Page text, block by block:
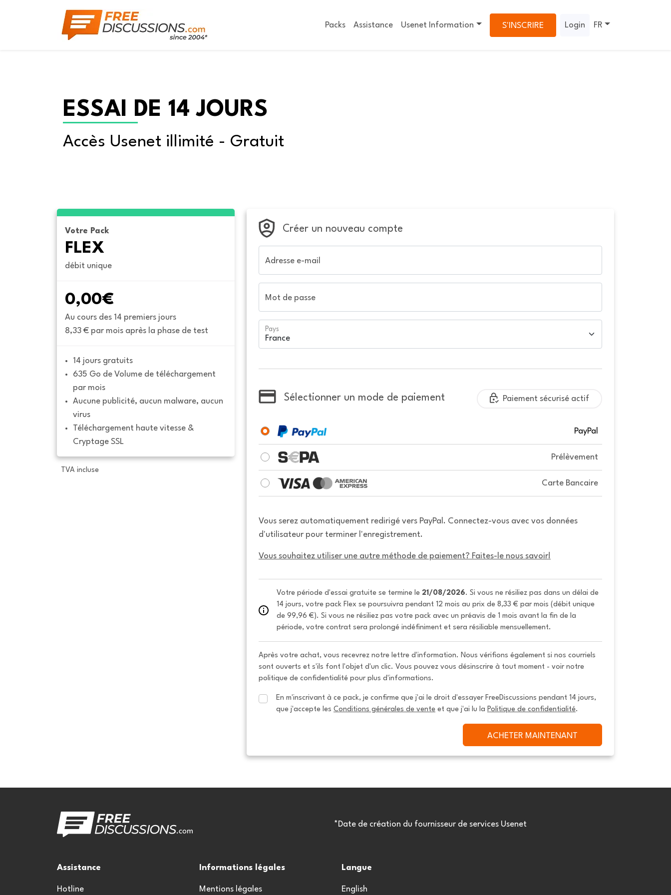
Packs Assistance Usenet Information S'INSCRIRE Login FR
ESSAI DE 14 JOURS
Accès Usenet illimité - Gratuit
Votre Pack
FLEX
débit unique
0,00€
Au cours des 14 premiers jours
8,33 € par mois après la phase de test
14 jours gratuits
635 Go de Volume de téléchargement
par mois
Aucune publicité, aucun malware, aucun
virus
Téléchargement haute vitesse &
Cryptage SSL
TVA incluse
Créer un nouveau compte
Adresse e-mail
Mot de passe
Pays
Sélectionner un mode de paiement Paiement sécurisé actif
PayPal
Prélèvement
Carte Bancaire
Vous serez automatiquement redirigé vers PayPal. Connectez-vous avec vos données
d'utilisateur pour terminer l'enregistrement.
Vous souhaitez utiliser une autre méthode de paiement? Faites-le nous savoir!
Votre période d'essai gratuite se termine le 21/08/2026. Si vous ne résiliez pas dans un délai de
14 jours, votre pack Flex se poursuivra pendant 12 mois au prix de 8,33 € par mois (débit unique
de 99,96 €). Si vous ne résiliez pas votre pack avec un préavis de 1 mois avant la fin de la
période, votre contrat sera prolongé indéfiniment et sera résiliable mensuellement.
Après votre achat, vous recevrez notre lettre d'information. Nous vérifions également si nos courriels
sont ouverts et s'ils font l'objet d'un clic. Vous pouvez vous désinscrire à tout moment - voir notre
politique de confidentialité pour plus d'informations.
En m'inscrivant à ce pack, je confirme que j'ai le droit d'essayer FreeDiscussions pendant 14 jours,
que j'accepte les Conditions générales de vente et que j'ai lu la Politique de confidentialité.
ACHETER MAINTENANT
*Date de création du fournisseur de services Usenet
Assistance
Hotline
Informations légales
Mentions légales
Langue
English